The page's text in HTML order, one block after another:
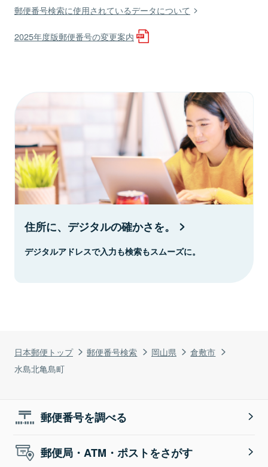
日本郵便トップ 郵便番号検索 岡山県
倉敷市
水島北亀島町
郵便番号検索に使用されているデータについて
2025年度版郵便番号の変更案内
住所に、デジタルの確かさを。
デジタルアドレスで入力も検索もスムーズに。
郵便番号を調べる
郵便局・ATM・ポストをさがす